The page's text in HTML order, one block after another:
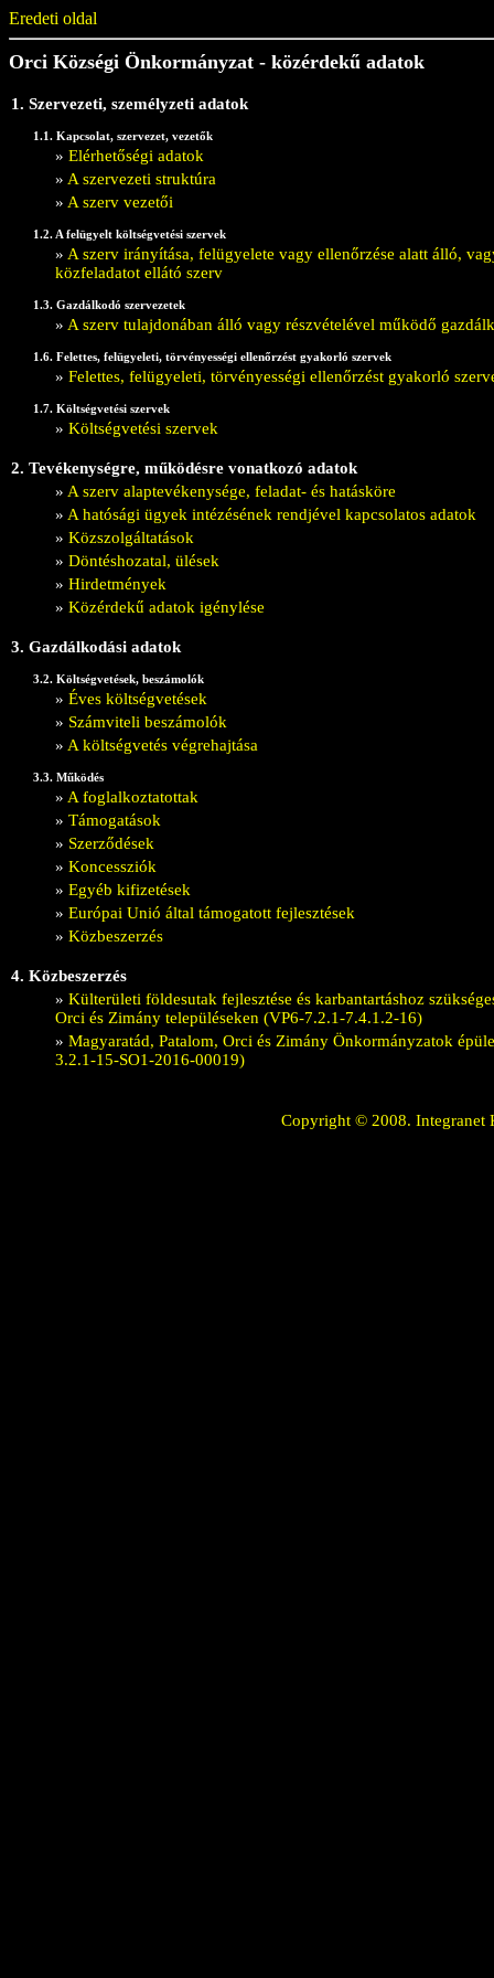
Eredeti oldal
Orci Községi Önkormányzat - közérdekű adatok
1. Szervezeti, személyzeti adatok
1.1. Kapcsolat, szervezet, vezetők
» Elérhetőségi adatok
» A szervezeti struktúra
» A szerv vezetői
1.2. A felügyelt költségvetési szervek
» A szerv irányítása, felügyelete vagy ellenőrzése alatt álló,
közfeladatot ellátó szerv
1.3. Gazdálkodó szervezetek
» A szerv tulajdonában álló vagy részvételével működő
1.6. Felettes, felügyeleti, törvényességi ellenőrzést gyakorló szervek
» Felettes, felügyeleti, törvényességi ellenőrzést gyakorló
1.7. Költségvetési szervek
» Költségvetési szervek
2. Tevékenységre, működésre vonatkozó adatok
» A szerv alaptevékenysége, feladat- és hatásköre
» A hatósági ügyek intézésének rendjével kapcsolatos adatok
» Közszolgáltatások
» Döntéshozatal, ülések
» Hirdetmények
» Közérdekű adatok igénylése
3. Gazdálkodási adatok
3.2. Költségvetések, beszámolók
» Éves költségvetések
» Számviteli beszámolók
» A költségvetés végrehajtása
3.3. Működés
» A foglalkoztatottak
» Támogatások
» Szerződések
» Koncessziók
» Egyéb kifizetések
» Európai Unió által támogatott fejlesztések
» Közbeszerzés
4. Közbeszerzés
» Külterületi földesutak fejlesztése és karbantartáshoz
Orci és Zimány településeken (VP6-7.2.1-7.4.1.2-16)
» Magyaratád, Patalom, Orci és Zimány Önkormányzatok
3.2.1-15-SO1-2016-00019)
Copyright © 2008. Integranet